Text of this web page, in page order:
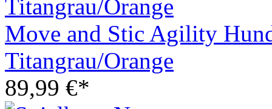
Move and Stic Agility
Titangrau/Orange
89,99 €*